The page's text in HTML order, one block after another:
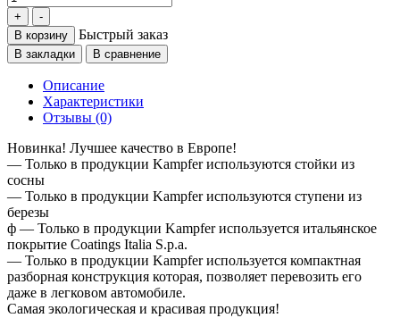
В корзину Быстрый заказ
В закладки В сравнение
Описание
Характеристики
Отзывы (0)
Новинка! Лучшее качество в Европе!
— Только в продукции Kampfer используются стойки из
сосны
— Только в продукции Kampfer используются ступени из
березы
ф — Только в продукции Kampfer используется итальянское
покрытие Coatings Italia S.p.a.
— Только в продукции Kampfer используется компактная
разборная конструкция которая, позволяет перевозить его
даже в легковом автомобиле.
Самая экологическая и красивая продукция!